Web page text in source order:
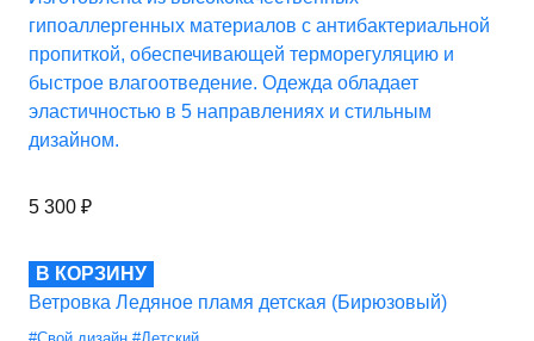
гипоаллергенных материалов с антибактериальной
пропиткой, обеспечивающей терморегуляцию и
быстрое влагоотведение. Одежда обладает
эластичностью в 5 направлениях и стильным
дизайном.
5 300 ₽
В КОРЗИНУ
Ветровка Ледяное пламя детская (Бирюзовый)